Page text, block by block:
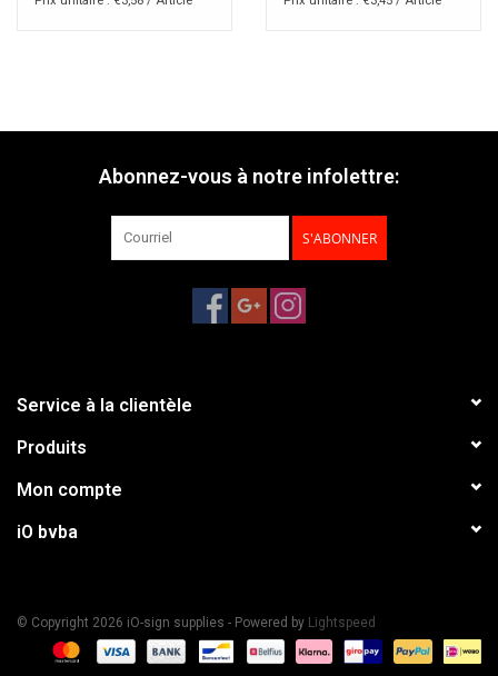
Abonnez-vous à notre infolettre:
S'ABONNER
Service à la clientèle
Produits
Mon compte
iO bvba
© Copyright 2026 iO-sign supplies - Powered by Lightspeed